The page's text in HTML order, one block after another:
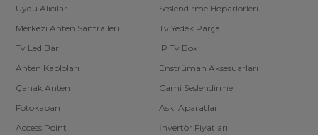
Uydu Alıcılar
Seslendirme Hoparlörleri
Merkezi Anten Santralleri
Tv Yedek Parça
Tv Led Bar
IP Tv Box
Anten Kabloları
Enstrüman Aksesuarları
Çanak Anten
Cami Seslendirme
Fotokapan
Askı Aparatları
Access Point
İnvertör Fiyatları